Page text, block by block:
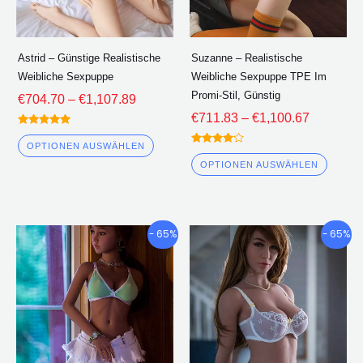
Astrid – Günstige Realistische
Weibliche Sexpuppe
€704.70 – €1,107.89
Bewertet
5.00
von 5
OPTIONEN AUSWÄHLEN
können
auf
Produktseite
ausgewählt
werden
Suzanne – Realistische
Weibliche Sexpuppe TPE Im
Promi-Stil, Günstig
€711.83 – €1,100.67
Bewertet
4.00
von 5
OPTIONEN AUSWÄHLEN
- 65%
Preisklasse:
€726.51
durch
€1,107.82
Dieses
Produkt
hat
mehrere
Varianten.
- 65%
€711.80